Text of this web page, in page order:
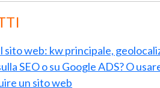
sito web: kw principale,
SEO o su Google ADS? O
un sito web